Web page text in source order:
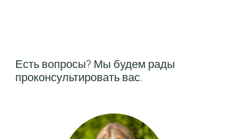
Есть вопросы? Мы будем рады
проконсультировать вас.